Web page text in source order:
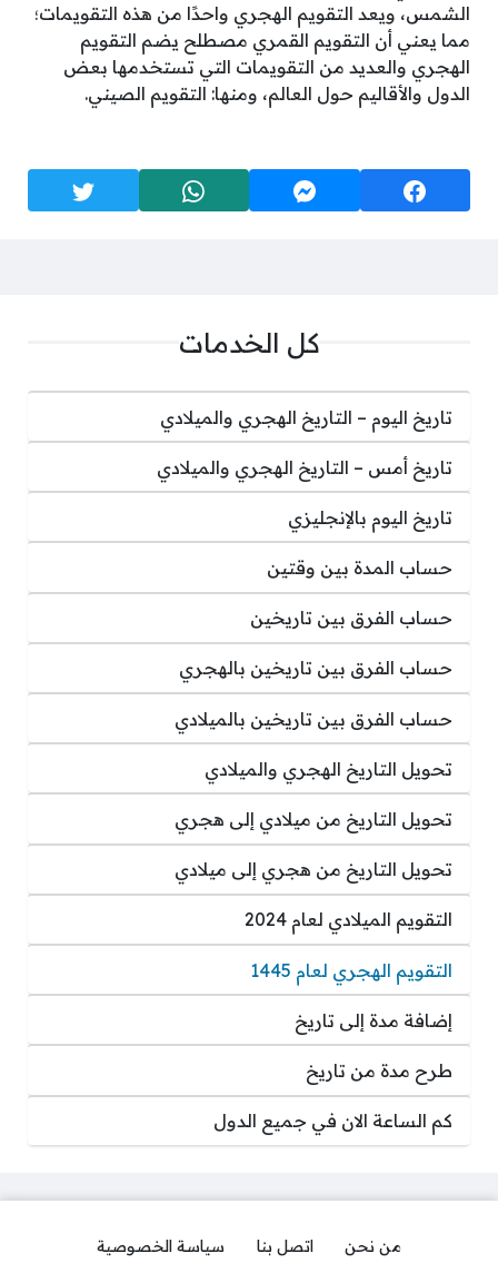
الشمس، ويعد التقويم الهجري واحدًا من هذه التقويمات؛
مما يعني أن التقويم القمري مصطلح يضم التقويم
الهجري والعديد من التقويمات التي تستخدمها بعض
الدول والأقاليم حول العالم، ومنها: التقويم الصيني.
كل الخدمات
تاريخ اليوم – التاريخ الهجري والميلادي
تاريخ أمس – التاريخ الهجري والميلادي
تاريخ اليوم بالإنجليزي
حساب المدة بين وقتين
حساب الفرق بين تاريخين
حساب الفرق بين تاريخين بالهجري
حساب الفرق بين تاريخين بالميلادي
تحويل التاريخ الهجري والميلادي
تحويل التاريخ من ميلادي إلى هجري
تحويل التاريخ من هجري إلى ميلادي
التقويم الميلادي لعام 2024
التقويم الهجري لعام 1445
إضافة مدة إلى تاريخ
طرح مدة من تاريخ
كم الساعة الان في جميع الدول
من نحن اتصل بنا سياسة الخصوصية